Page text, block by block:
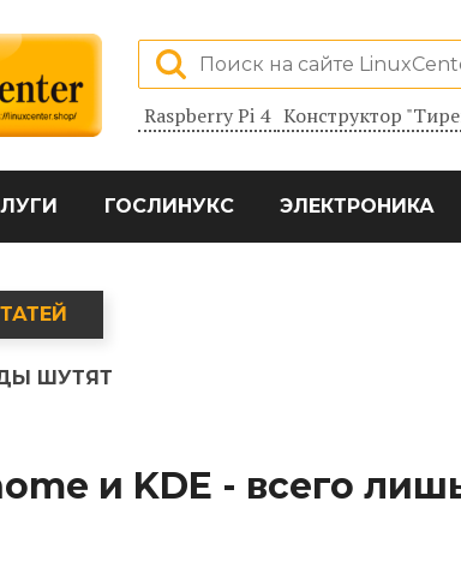
Raspberry Pi 4 Конструктор
ГОСЛИНУКС ЭЛЕКТРОНИКА
ШУТЯТ
и KDE - всего